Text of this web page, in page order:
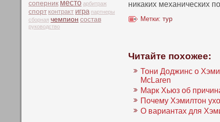
соперник место арбитраж
спорт контракт игра партнеры
сборная чемпион состав
руководство
никаких механических
Метки: тур
Читайте похожее:
Тони Доджинс о
McLaren
Марк Хьюз об
Почему Хэмилтон
О вариантах для